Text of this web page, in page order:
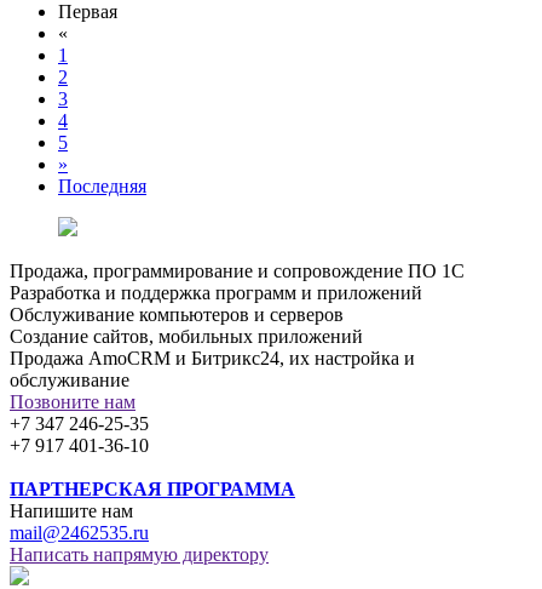
Первая
«
1
2
3
4
5
»
Последняя
Продажа, программирование и сопровождение ПО 1С
Разработка и поддержка программ и приложений
Обслуживание компьютеров и серверов
Создание сайтов, мобильных приложений
Продажа AmoCRM и Битрикс24, их настройка и
обслуживание
Позвоните нам
+7 347 246-25-35
+7 917 401-36-10
ПАРТНЕРСКАЯ ПРОГРАММА
Напишите нам
mail@2462535.ru
Написать напрямую директору